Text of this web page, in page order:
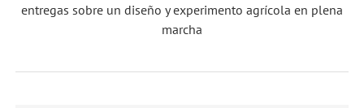
entregas sobre un diseño y experimento agrícola en plena
marcha